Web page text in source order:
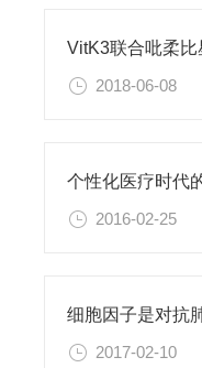
2018-06-08
个性化医疗时代
2016-02-25
2017-02-10